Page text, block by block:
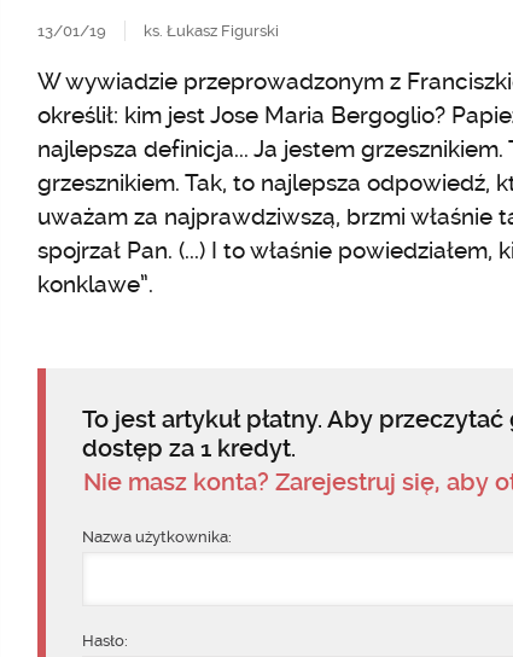
13/01/19 ks. Łukasz Figurski
W wywiadzie przeprowadzonym z
określił: kim jest Jose Maria Bergoglio?
najlepsza definicja... Ja jestem
grzesznikiem. Tak, to najlepsza odpowiedź,
uważam za najprawdziwszą, brzmi właśnie
spojrzał Pan. (...) I to właśnie
konklawe”.
To jest artykuł płatny. Aby
dostęp za 1 kredyt.
Nie masz konta? Zarejestruj się, aby
Nazwa użytkownika:
Hasło: